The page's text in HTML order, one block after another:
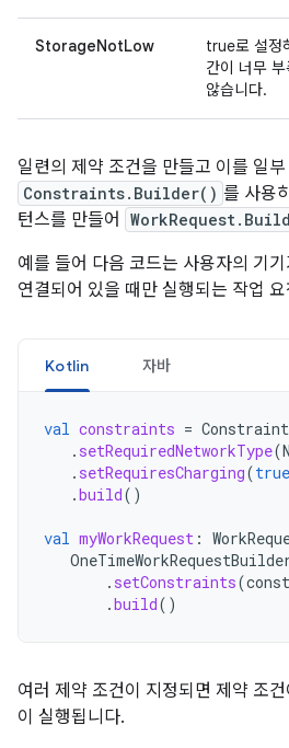
StorageNotLow
true로 설정
간이 너무
않습니다.
일련의 제약 조건을 만들고 이를 일
Constraints.Builder() 를 사용
턴스를 만들어
예를 들어 다음 코드는 사용자의 기
연결되어 있을 때만 실행되는 작업
Kotlin 자바
val constraints =
. setRequiredNetworkType(
. setRequiresCharging(true
.build()
val myWorkRequest :
. setConstraints(
.build()
여러 제약 조건이 지정되면 제약 조
이 실행됩니다.